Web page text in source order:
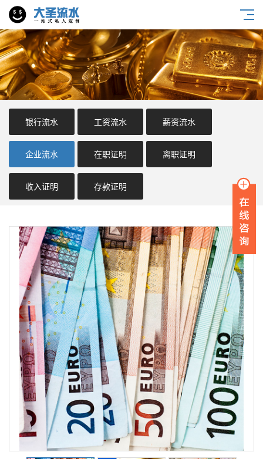
银行流水 工资流水 薪资流水
企业流水 在职证明 离职证明
收入证明 存款证明